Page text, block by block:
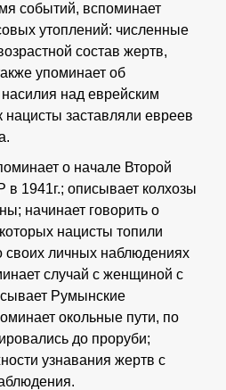
событий, вспоминает
утоплений: численные
состав жертв,
упоминает об
над еврейским
заставляли евреев
о начале Второй
1941г.; описывает колхозы
начинает говорить о
нацисты топили
своих личных наблюдениях
случай с женщиной с
Румынские
окольные пути, по
до проруби;
узнавания жертв с